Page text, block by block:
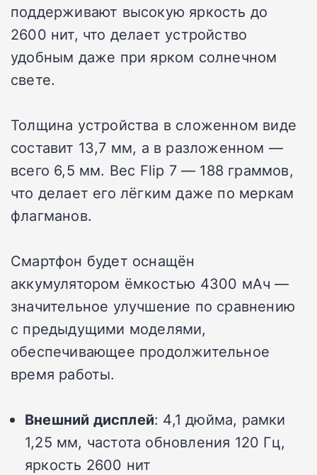
поддерживают высокую яркость до
2600 нит, что делает устройство
удобным даже при ярком солнечном
свете.
Толщина устройства в сложенном виде
составит 13,7 мм, а в разложенном —
всего 6,5 мм. Вес Flip 7 — 188 граммов,
что делает его лёгким даже по меркам
флагманов.
Смартфон будет оснащён
аккумулятором ёмкостью 4300 мАч —
значительное улучшение по сравнению
с предыдущими моделями,
обеспечивающее продолжительное
время работы.
Внешний дисплей: 4,1 дюйма, рамки
1,25 мм, частота обновления 120 Гц,
яркость 2600 нит